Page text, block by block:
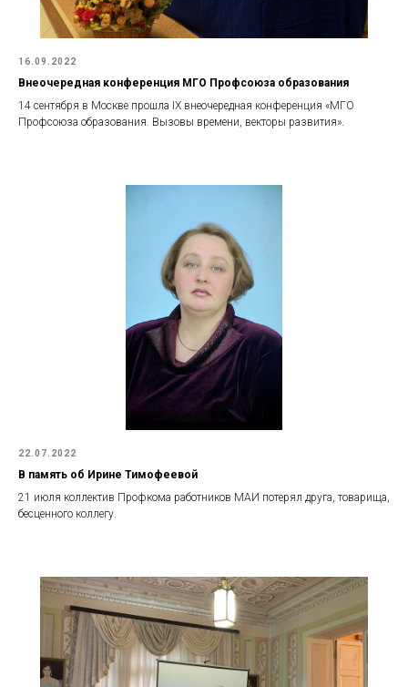
16.09.2022
Внеочередная конференция МГО Профсоюза образования
14 сентября в Москве прошла IX внеочередная конференция «МГО
Профсоюза образования. Вызовы времени, векторы развития».
22.07.2022
В память об Ирине Тимофеевой
21 июля коллектив Профкома работников МАИ потерял друга, товарища,
бесценного коллегу.